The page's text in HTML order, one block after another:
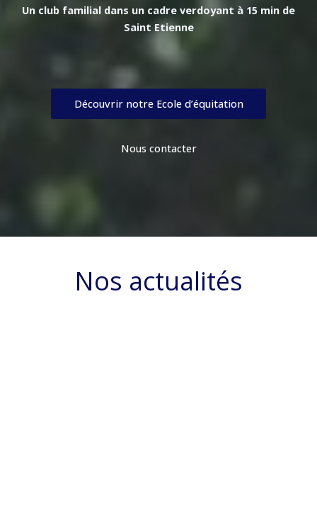
Un club familial dans un cadre verdoyant à 15 min de
Saint Etienne
Découvrir notre Ecole d’équitation
Nous contacter
Nos actualités